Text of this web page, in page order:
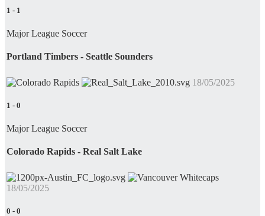
1 - 1
Major League Soccer
Portland Timbers - Seattle Sounders
18/05/2025
1 - 0
Major League Soccer
Colorado Rapids - Real Salt Lake
18/05/2025
0 - 0